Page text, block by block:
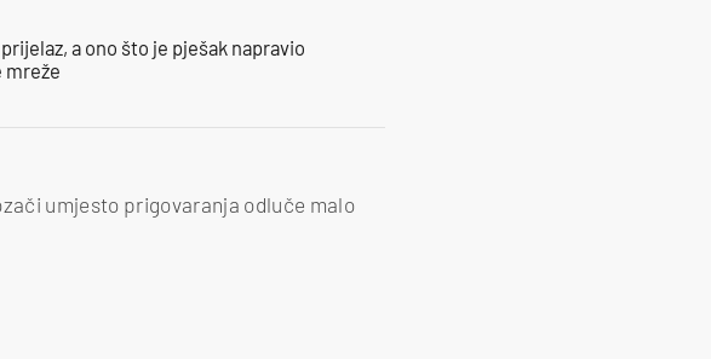
a ono što je pješak napravio
mreže
umjesto prigovaranja odluče malo